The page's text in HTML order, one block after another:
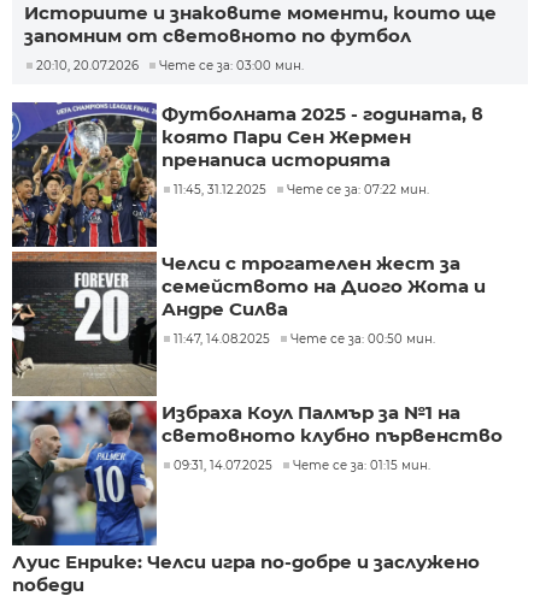
Историите и знаковите моменти, които ще
запомним от световното по футбол
20:10, 20.07.2026 Чете се за: 03:00 мин.
Футболната 2025 - годината, в
която Пари Сен Жермен
пренаписа историята
11:45, 31.12.2025 Чете се за: 07:22 мин.
Челси с трогателен жест за
семейството на Диого Жота и
Андре Силва
11:47, 14.08.2025 Чете се за: 00:50 мин.
Избраха Коул Палмър за №1 на
световното клубно първенство
09:31, 14.07.2025 Чете се за: 01:15 мин.
Луис Енрике: Челси игра по-добре и заслужено
победи